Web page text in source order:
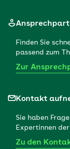
Finden Sie
passend zum
Zur
Kontakt
Sie haben
Expertinnen
Zu den